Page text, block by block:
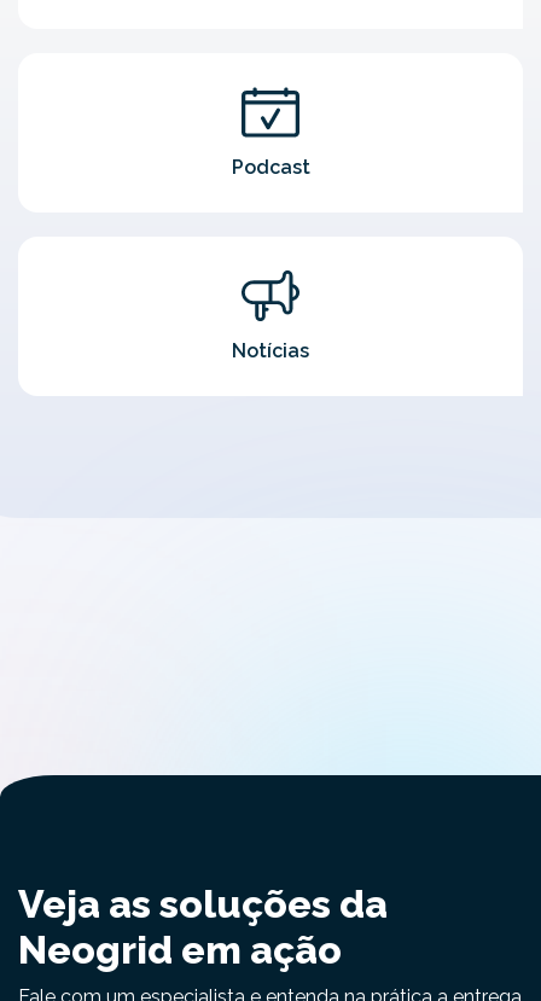
Podcast
Notícias
Veja as soluções da
Neogrid em ação